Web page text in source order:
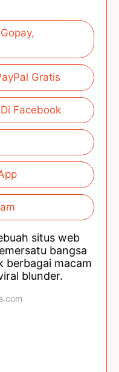
Gratis
Facebook
situs web
bangsa
berbagai macam
blunder.